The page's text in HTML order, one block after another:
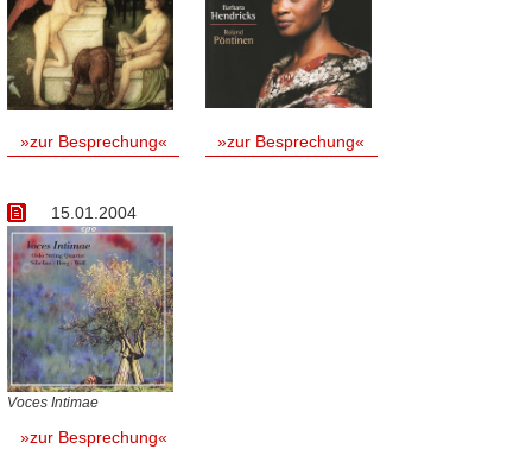
»zur Besprechung« »zur Besprechung«
15.01.2004
»zur Besprechung«
Voces Intimae